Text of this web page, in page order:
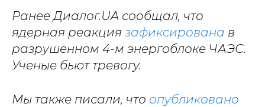
Ранее Диалог.UA сообщал, что
ядерная реакция зафиксирована в
разрушенном 4-м энергоблоке ЧАЭС.
Ученые бьют тревогу.
Мы также писали, что опубликовано